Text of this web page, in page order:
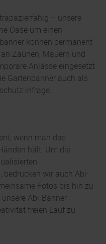
– unsere
Oase um einen
können permanent
Zäunen, Mauern und
Anlässe eingesetzt
Gartenbanner auch als
infrage.
wenn man das
hält. Um die
bedrucken wir auch Abi-
Fotos bis hin zu
Abi-Banner
freien Lauf zu